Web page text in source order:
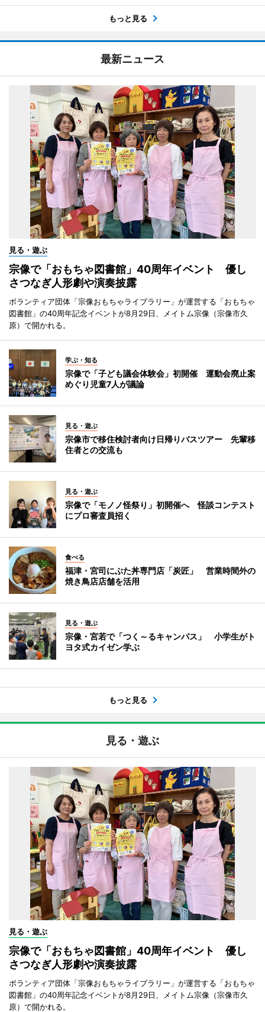
もっと見る
最新ニュース
見る・遊ぶ
宗像で「おもちゃ図書館」40周年イベント 優し
さつなぎ人形劇や演奏披露
ボランティア団体「宗像おもちゃライブラリー」が運営する「おもちゃ
図書館」の40周年記念イベントが8月29日、メイトム宗像（宗像市久
原）で開かれる。
学ぶ・知る
宗像で「子ども議会体験会」初開催 運動会廃止案
めぐり児童7人が議論
見る・遊ぶ
宗像市で移住検討者向け日帰りバスツアー 先輩移
住者との交流も
見る・遊ぶ
宗像で「モノノ怪祭り」初開催へ 怪談コンテスト
にプロ審査員招く
食べる
福津・宮司にぶた丼専門店「炭匠」 営業時間外の
焼き鳥店店舗を活用
見る・遊ぶ
宗像・宮若で「つく～るキャンパス」 小学生がト
ヨタ式カイゼン学ぶ
もっと見る
見る・遊ぶ
見る・遊ぶ
宗像で「おもちゃ図書館」40周年イベント 優し
さつなぎ人形劇や演奏披露
ボランティア団体「宗像おもちゃライブラリー」が運営する「おもちゃ
図書館」の40周年記念イベントが8月29日、メイトム宗像（宗像市久
原）で開かれる。